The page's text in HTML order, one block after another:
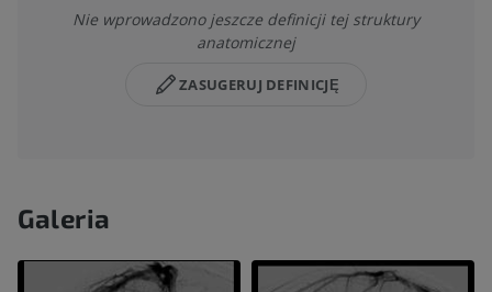
Nie wprowadzono jeszcze definicji tej struktury
anatomicznej
ZASUGERUJ DEFINICJĘ
Galeria